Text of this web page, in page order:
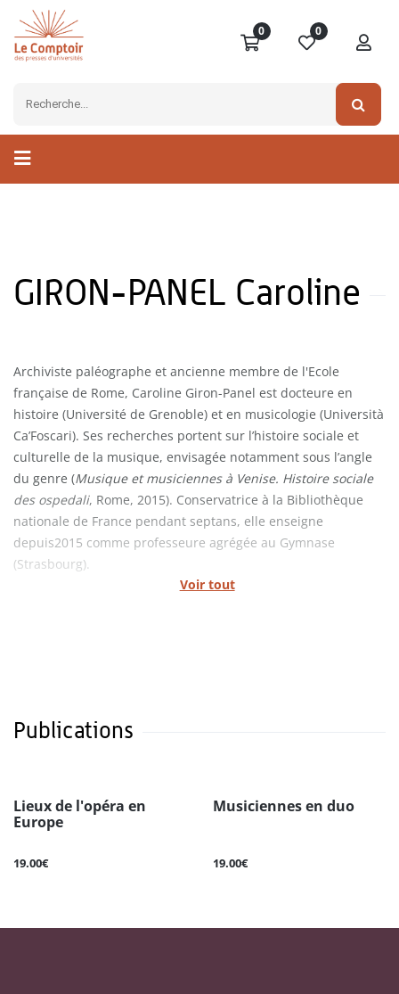
0 0
GIRON-PANEL Caroline
Voir tout
Archiviste paléographe et ancienne membre de l'Ecole
française de Rome, Caroline Giron-Panel est docteure en
histoire (Université de Grenoble) et en musicologie (Università
Ca’Foscari). Ses recherches portent sur l’histoire sociale et
culturelle de la musique, envisagée notamment sous l’angle
du genre (Musique et musiciennes à Venise. Histoire sociale
des ospedali, Rome, 2015). Conservatrice à la Bibliothèque
nationale de France pendant septans, elle enseigne
depuis2015 comme professeure agrégée au Gymnase
(Strasbourg).
Publications
Lieux de l'opéra en
Europe
19.00€
Musiciennes en duo
19.00€